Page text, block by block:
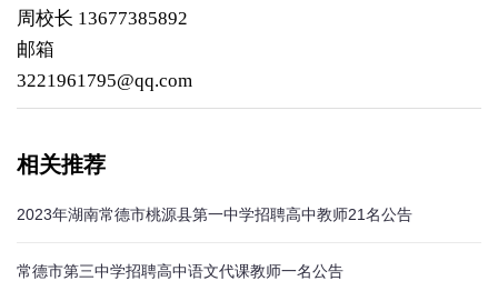
周校长 13677385892
邮箱
3221961795@qq.com
相关推荐
2023年湖南常德市桃源县第一中学招聘高中教师21名公告
常德市第三中学招聘高中语文代课教师一名公告